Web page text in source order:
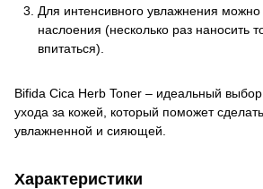
Для интенсивного увлажнения можно
наслоения (несколько раз наносить
впитаться).
Bifida Cica Herb Toner – идеальный
ухода за кожей, который поможет
увлажненной и сияющей.
Характеристики